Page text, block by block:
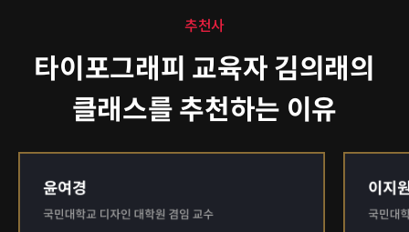
추천사
타이포그래피 교육자 김의래의
클래스를 추천하는 이유